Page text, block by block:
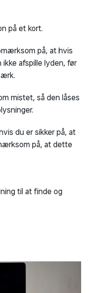
på et kort.
på, at hvis
afspille lyden, før
mistet, så den låses
du er sikker på, at
på, at dette
til at finde og